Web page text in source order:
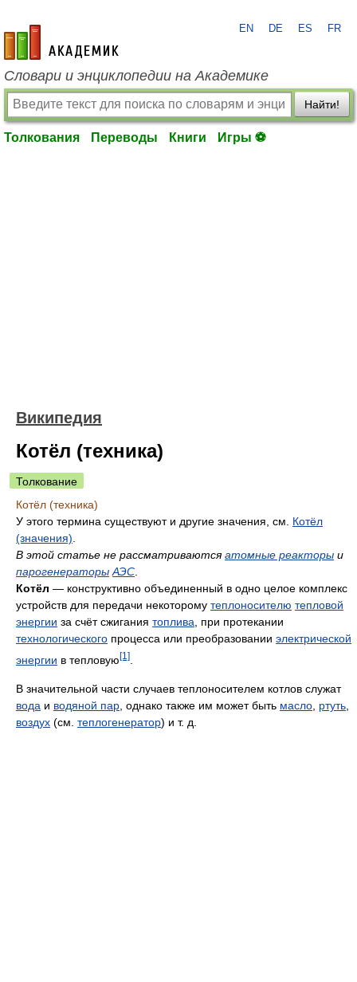
academic.ru
EN DE ES FR
Словари и энциклопедии на Академике
Найти!
Толкования Переводы Книги Игры ⚽
Википедия
Котёл (техника)
Толкование
Котёл (техника)
У этого термина существуют и другие значения, см. Котёл
(значения)
В этой статье не рассматриваютсяатомные реакторы и
парогенераторы АЭС
Котёл — конструктивно объединенный в одно целое комплекс
устройств для передачи некоторому теплоносителю тепловой
энергии за счёт сжигания топлива , при протекании
технологического процесса или преобразовании электрической
энергии в тепловую[1]
В значительной части случаев теплоносителем котлов служат
вода и водяной пар , однако также им может быть масло ртуть
воздух (см. теплогенератор) и т. д.